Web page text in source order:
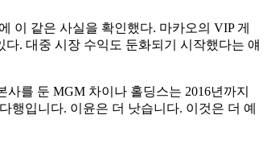
이 같은 사실을 확인했다. 마카오의 VIP 게
. 대중 시장 수익도 둔화되기 시작했다는 얘
를 둔 MGM 차이나 홀딩스는 2016년까지
행입니다. 이윤은 더 낫습니다. 이것은 더 예